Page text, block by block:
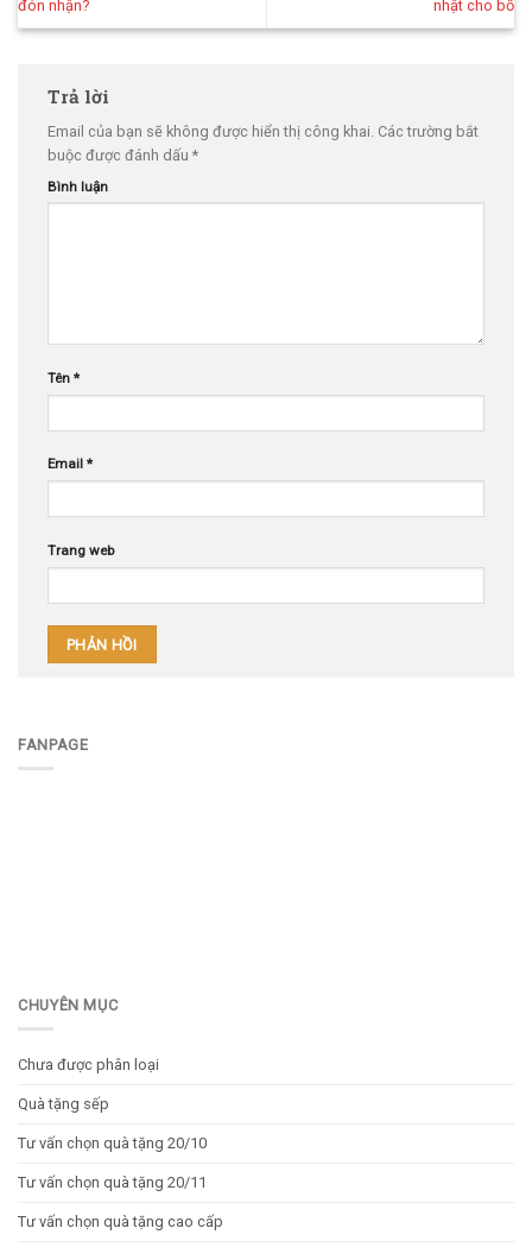
đón nhận? nhật cho bố
Trả lời
Email của bạn sẽ không được hiển thị công khai. Các trường bắt
buộc được đánh dấu *
Bình luận
Tên *
Email *
Trang web
FANPAGE
CHUYÊN MỤC
Chưa được phân loại
Quà tặng sếp
Tư vấn chọn quà tặng 20/10
Tư vấn chọn quà tặng 20/11
Tư vấn chọn quà tặng cao cấp